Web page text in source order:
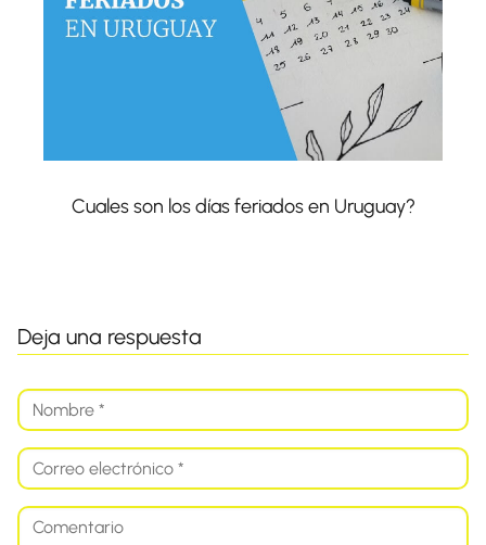
Cuales son los días feriados en Uruguay?
Deja una respuesta